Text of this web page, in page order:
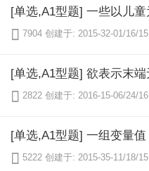
 7904 创建于: 2015-32-01/16/15
 2822 创建于: 2016-15-06/24/16
 5222 创建于: 2015-35-11/18/15